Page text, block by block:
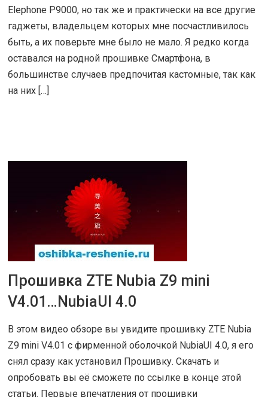
Elephone P9000, но так же и практически на все другие
гаджеты, владельцем которых мне посчастливилось
быть, а их поверьте мне было не мало. Я редко когда
оставался на родной прошивке Смартфона, в
большинстве случаев предпочитая кастомные, так как
на них […]
31 ИЮЛ 2016 ОБЗОРЫ
Прошивка ZTE Nubia Z9 mini
V4.01…NubiaUI 4.0
В этом видео обзоре вы увидите прошивку ZTE Nubia
Z9 mini V4.01 с фирменной оболочкой NubiaUI 4.0, я его
снял сразу как установил Прошивку. Скачать и
опробовать вы её сможете по ссылке в конце этой
статьи. Первые впечатления от прошивки